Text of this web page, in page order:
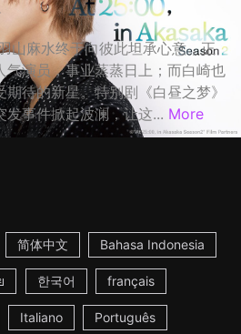
山麻水终于向彼此坦承心意，正
气演员，事业蒸蒸日上；而白崎也
待的新星。特别剧《白昼之梦》
发事件掀起波澜，让这... More
简体中文 Bahasa Indonesia
한국어 français
Italiano Português